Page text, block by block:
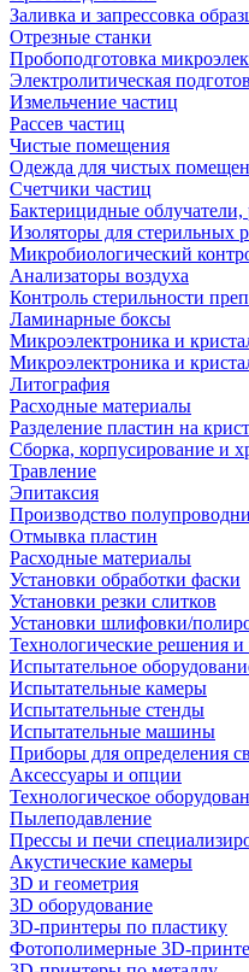
Заливка и запрессовка
Отрезные станки
Пробоподготовка
Электролитическая
Измельчение частиц
Рассев частиц
Чистые помещения
Одежда для чистых
Счетчики частиц
Бактерицидные
Изоляторы для стерильных
Микробиологический
Анализаторы воздуха
Контроль стерильности
Ламинарные боксы
Микроэлектроника и
Микроэлектроника и
Литография
Расходные материалы
Разделение пластин на
Сборка, корпусирование и
Травление
Эпитаксия
Производство
Отмывка пластин
Расходные материалы
Установки обработки фаски
Установки резки слитков
Установки шлифовки/
Технологические решения
Испытательное
Испытательные камеры
Испытательные стенды
Испытательные машины
Приборы для определения
Аксессуары и опции
Технологическое
Пылеподавление
Прессы и печи
Акустические камеры
3D и геометрия
3D оборудование
3D-принтеры по пластику
Фотополимерные 3D-